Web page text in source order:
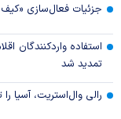
جزئیات فعال‌سازی «کیف
تمدید شد
رالی وال‌استریت، آسیا